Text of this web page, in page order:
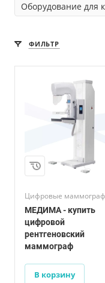
Оборудование для
ФИЛЬТР
Цифровые
МЕДИМА - купить
цифровой
рентгеновский
маммограф
В корзину